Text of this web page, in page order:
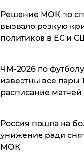
Решение МОК по
вызвало резкую
политиков в ЕС и
ЧМ-2026 по
известны все пары
расписание матчей
Россия пошла на
унижение ради
МОК